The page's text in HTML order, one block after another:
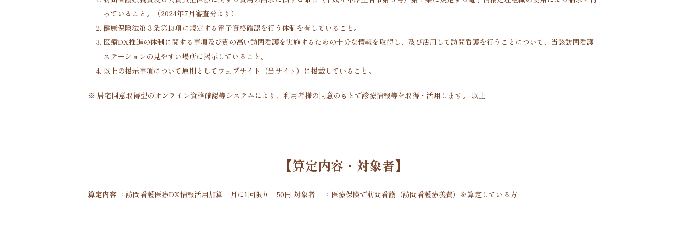
っていること。（2024年7月審査分より）
健康保険法第３条第13項に規定する電子資格確認を行う体制を有していること。
医療DX推進の体制に関する事項及び質の高い訪問看護を実施するための十分な情報を取得し、及び活用して訪問看護を行うことについて、当該訪問看護
ステーションの見やすい場所に掲示していること。
以上の掲示事項について原則としてウェブサイト（当サイト）に掲載していること。
※ 居宅同意取得型のオンライン資格確認等システムにより、利用者様の同意のもとで診療情報等を取得・活用します。 以上
【算定内容・対象者】
算定内容 ： 訪問看護医療DX情報活用加算 月に1回限り 50円 対象者 ： 医療保険で訪問看護（訪問看護療養費）を算定している方